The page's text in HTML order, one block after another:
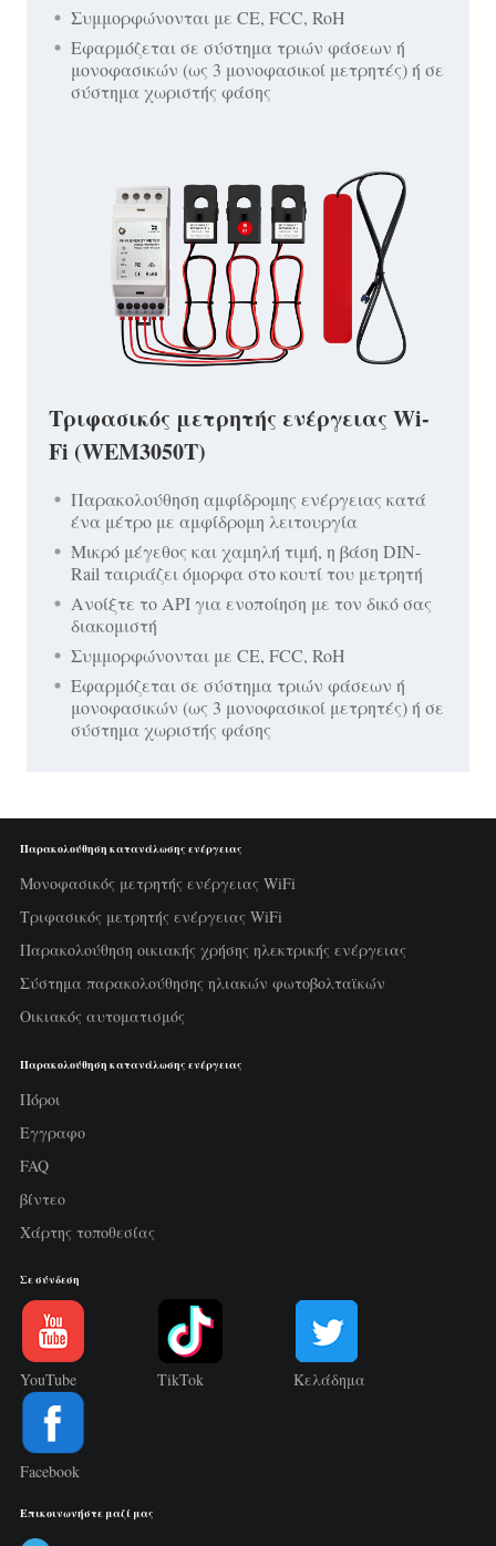
Συμμορφώνονται με CE, FCC, RoH
Εφαρμόζεται σε σύστημα τριών φάσεων ή
μονοφασικών (ως 3 μονοφασικοί μετρητές) ή σε
σύστημα χωριστής φάσης
Τριφασικός μετρητής ενέργειας Wi-
Fi (WEM3050T)
Παρακολούθηση αμφίδρομης ενέργειας κατά
ένα μέτρο με αμφίδρομη λειτουργία
Μικρό μέγεθος και χαμηλή τιμή, η βάση DIN-
Rail ταιριάζει όμορφα στο κουτί του μετρητή
Ανοίξτε το API για ενοποίηση με τον δικό σας
διακομιστή
Συμμορφώνονται με CE, FCC, RoH
Εφαρμόζεται σε σύστημα τριών φάσεων ή
μονοφασικών (ως 3 μονοφασικοί μετρητές) ή σε
σύστημα χωριστής φάσης
Παρακολούθηση κατανάλωσης ενέργειας
Μονοφασικός μετρητής ενέργειας WiFi
Τριφασικός μετρητής ενέργειας WiFi
Παρακολούθηση οικιακής χρήσης ηλεκτρικής ενέργειας
Σύστημα παρακολούθησης ηλιακών φωτοβολταϊκών
Οικιακός αυτοματισμός
Παρακολούθηση κατανάλωσης ενέργειας
Πόροι
Εγγραφο
FAQ
βίντεο
Χάρτης τοποθεσίας
Σε σύνδεση
YouTube TikTok Κελάδημα
Facebook
Επικοινωνήστε μαζί μας